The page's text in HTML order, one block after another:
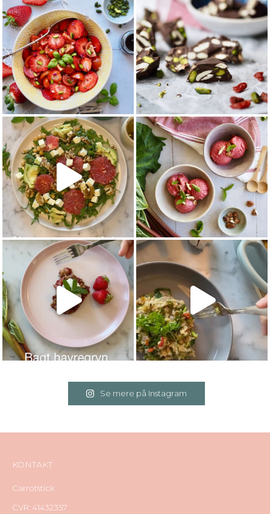
Se mere på Instagram
KONTAKT
Carrotstick
CVR: 41432357